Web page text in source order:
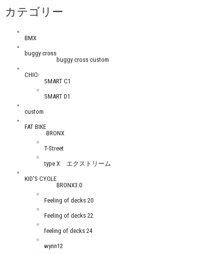
カテゴリー
BMX
buggy cross
buggy cross custom
CHIC
SMART C1
SMART D1
custom
FAT BIKE
BRONX
T-Street
type X エクストリーム
KID'S CYCLE
BRONX3.0
Feeling of decks 20
Feeling of decks 22
feeling of decks 24
wynn12